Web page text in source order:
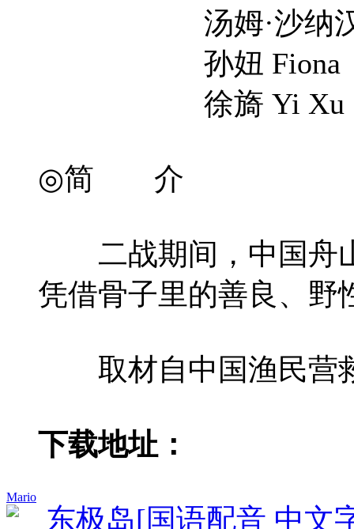
Mario
汤姆·沙纳汉
孙妞 Fiona
徐旖 Yi Xu
◎简 介
二战期间，中国舟山
凭借骨子里的善良、野
取材自中国渔民营
下载地址：
东极岛[国语配音 中文